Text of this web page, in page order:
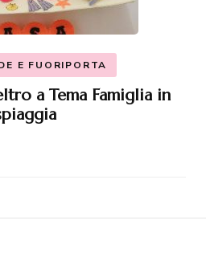
E FUORIPORTA
a Tema Famiglia in